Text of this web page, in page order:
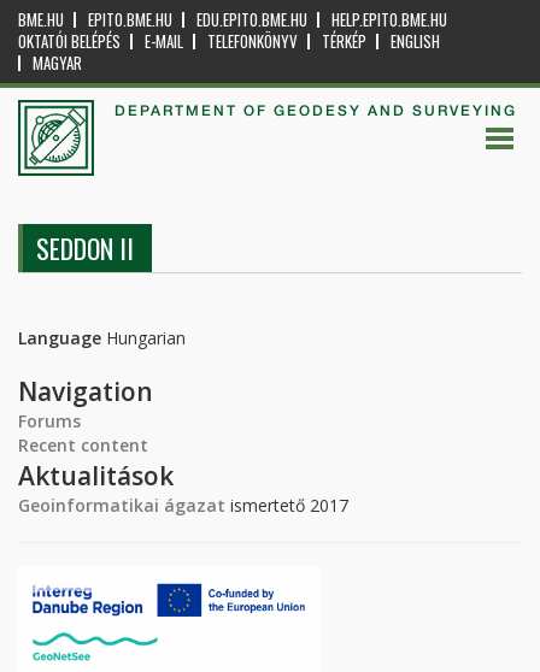
BME.HU EPITO.BME.HU EDU.EPITO.BME.HU
HELP.EPITO.BME.HU
OKTATÓI BELÉPÉS
E-MAIL TELEFONKÖNYV TÉRKÉP
ENGLISH
MAGYAR
DEPARTMENT OF GEODESY AND SURVEYING
SEDDON II
Language Hungarian
Navigation
Forums
Recent content
Aktualitások
Geoinformatikai ágazat ismertető 2017